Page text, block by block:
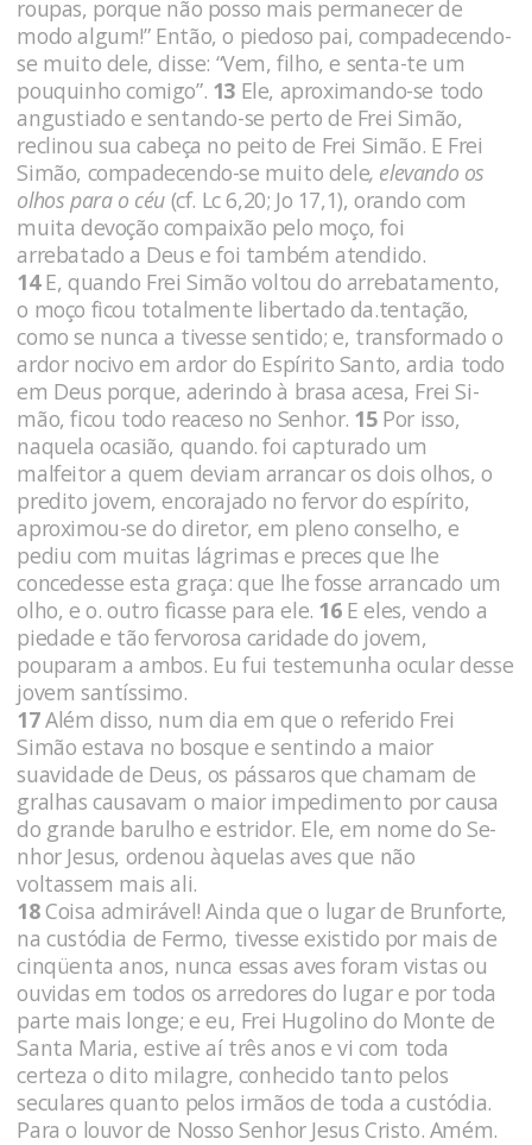
roupas, porque não posso mais permanecer de
modo algum!” Então, o piedoso pai, compadecendo-
se muito dele, disse: “Vem, filho, e senta-te um
pouquinho comigo”. 13 Ele, aproximan­do-se todo
angustiado e sentando-se perto de Frei Simão,
reclinou sua cabeça no peito de Frei Simão. E Frei
Simão, compadecen­do-se muito dele, elevando os
olhos para o céu (cf. Lc 6,20; Jo 17,1), orando com
muita devoção compaixão pelo moço, foi
arrebatado a Deus e foi também atendido.
14E, quando Frei Simão voltou do arrebatamento,
o moço ficou totalmente li­bertado da.tentação,
como se nunca a tivesse sentido; e, trans­formado o
ardor nocivo em ardor do Espírito Santo, ardia todo
em Deus porque, aderindo à brasa acesa, Frei Si­
mão, ficou todo reaceso no Senhor. 15 Por isso,
naquela ocasião, quando. foi capturado um
malfeitor a quem deviam arrancar os dois olhos, o
predito jovem, encorajado no fervor do espírito,
aproximou-se do diretor, em pleno conselho, e
pediu com muitas lágrimas e preces que lhe
concedesse esta graça: que lhe fosse arran­cado um
olho, e o. outro ficasse para ele. 16E eles, ven­do a
piedade e tão fervorosa caridade do jovem,
pouparam a am­bos. Eu fui testemunha ocular desse
jovem santíssimo.
17Além disso, num dia em que o referido Frei
Simão estava no bosque e sentindo a maior
suavidade de Deus, os pássaros que chamam de
gralhas causavam o maior impedimento por causa
do grande barulho e estridor. Ele, em nome do Se­
nhor Jesus, ordenou àquelas aves que não
voltassem mais ali.
18Coisa admirável! Ainda que o lugar de Brun­forte,
na custódia de Fermo, tivesse existido por mais de
cinqüenta anos, nunca essas aves foram vistas ou
ouvidas em todos os arredores do lugar e por toda
parte mais longe; e eu, Frei Hugolino do Monte de
Santa Maria, estive aí três anos e vi com toda
certeza o dito milagre, conhecido tanto pelos
seculares quanto pelos irmãos de toda a custódia.
Para o louvor de Nosso Senhor Jesus Cristo. Amém.